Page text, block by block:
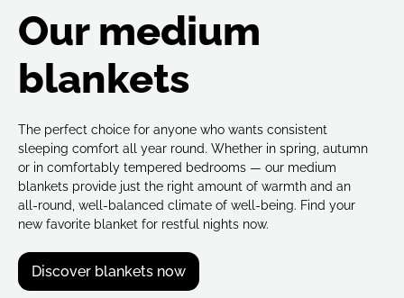
Our medium
blankets
The perfect choice for anyone who wants consistent
sleeping comfort all year round. Whether in spring, autumn
or in comfortably tempered bedrooms — our medium
blankets provide just the right amount of warmth and an
all-round, well-balanced climate of well-being. Find your
new favorite blanket for restful nights now.
Discover blankets now